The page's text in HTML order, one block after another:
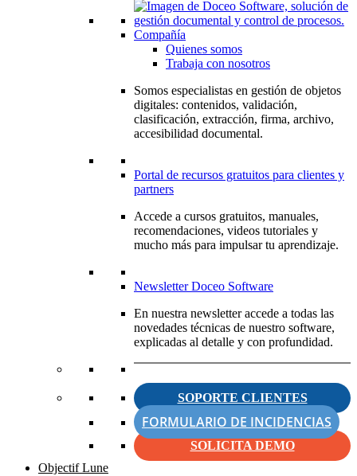
Compañía
Quienes somos
Trabaja con nosotros
Somos especialistas en gestión de objetos
digitales: contenidos, validación,
clasificación, extracción, firma, archivo,
accesibilidad documental.
Portal de recursos gratuitos para clientes y
partners
Accede a cursos gratuitos, manuales,
recomendaciones, videos tutoriales y
mucho más para impulsar tu aprendizaje.
Newsletter Doceo Software
En nuestra newsletter accede a todas las
novedades técnicas de nuestro software,
explicadas al detalle y con profundidad.
SOPORTE CLIENTES
FORMULARIO DE INCIDENCIAS
SOLICITA DEMO
Objectif Lune